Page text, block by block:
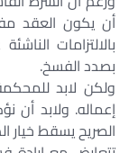
أن يكون العقد
بالالتزامات
بصدد الفسخ.
ولكن لابد
إعماله. ولابد أن
الصريح يسقط خيار